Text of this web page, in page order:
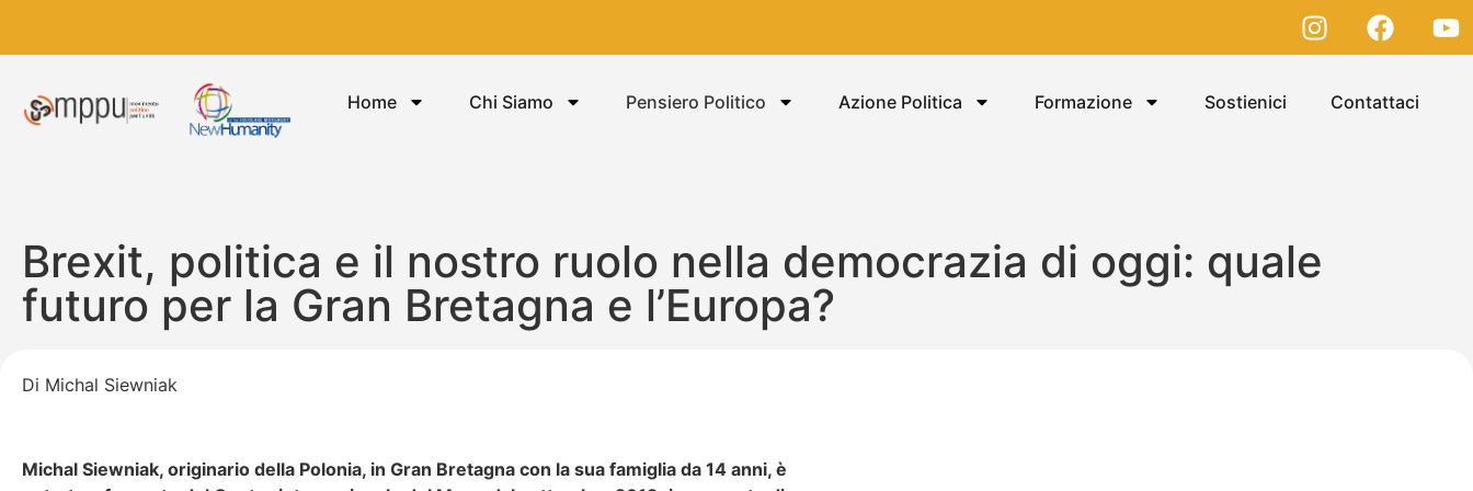
Home Chi Siamo Pensiero Politico Azione Politica Formazione Sostienici Contattaci
Brexit, politica e il nostro ruolo nella democrazia di oggi: quale
futuro per la Gran Bretagna e l’Europa?
Di Michal Siewniak
Michal Siewniak, originario della Polonia, in Gran Bretagna con la sua famiglia da 14 anni, è